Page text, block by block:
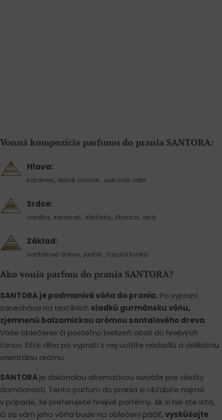
Vonná kompozícia parfumu do prania SANTORA:
Hlava:
karamel, lesné ovocie , cukrová vata
Srdce:
vanilka, karamel , klinčeky, škorica, aníz
Základ:
santalové drevo, jantár , fazuľa tonka
Ako vonia parfum do prania SANTORA?
SANTORA je podmanivá vôňa do prania. Po vypraní
zanecháva na textíliách sladkú gurmánsku vôňu,
zjemnenú balzamickou arómou santalového dreva.
Vaše oblečenie či posteľnú bielizeň obalí do hrejivých
tónov. Ešte dlho po vypratí z nej ucítite nasladlú a delikátnu
orientálnu arómu.
SANTORAje dokonalou alternatívou aviváže pre všetky
domácnosti. Tento parfum do prania si obľúbite najmä
v prípade, že preferujete hrejivé parfémy. Ak si nie ste istá,
či sa vám jeho vôňa bude na oblečení páčiť, vyskúšajte